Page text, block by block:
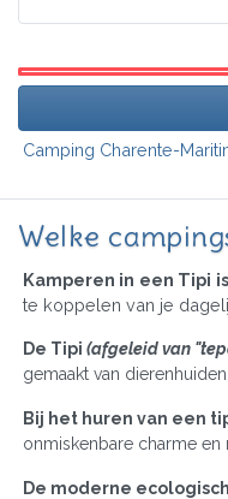
Camping Charente-
Welke
Kamperen in een Tipi
te koppelen van je
De Tipi (afgeleid van
gemaakt van
Bij het huren van een
onmiskenbare charme en
De moderne